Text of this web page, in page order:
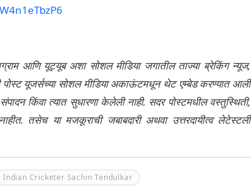
आणि यूट्यूब अशा सोशल मीडिया जगातील ताज्या ब्रेकिंग न्यूज,
पोस्ट यूजर्सच्या सोशल मीडिया अकाऊंटमधून थेट एम्बेड करण्यात आली
किंवा त्यात सुधारणा केलेली नाही. सदर पोस्टमधील वस्तुस्थिती,
तसेच या मजकूराची जबाबदारी अथवा उत्तरदायीत्व लेटेस्टली
Indian Cricketer Sachin Tendulkar